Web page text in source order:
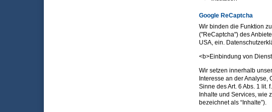
Google ReCaptcha
Wir binden die Funktion
("ReCaptcha") des
USA, ein.
<b>Einbindung von
Wir setzen innerhalb
Interesse an der Analyse,
Sinne des Art. 6 Abs. 1 lit.
Inhalte und Services, wie
bezeichnet als “Inhalte”).